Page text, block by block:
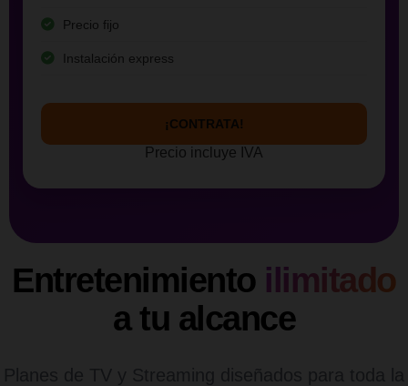
Precio fijo
Instalación express
¡CONTRATA!
Precio incluye IVA
Entretenimiento ilimitado
a tu alcance